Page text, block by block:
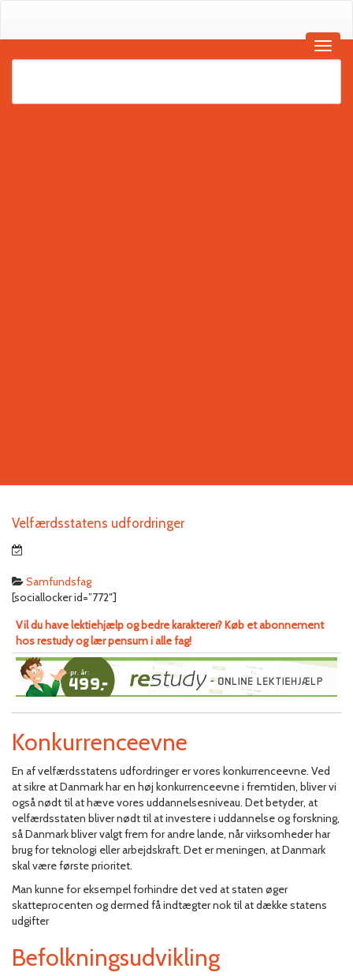
Velfærdsstatens udfordringer
Samfundsfag
[sociallocker id=”772″]
Vil du have lektiehjælp og bedre karakterer? Køb et abonnement
hos restudy og lær pensum i alle fag!
Konkurrenceevne
En af velfærdsstatens udfordringer er vores konkurrenceevne. Ved
at sikre at Danmark har en høj konkurrenceevne i fremtiden, bliver vi
også nødt til at hæve vores uddannelsesniveau. Det betyder, at
velfærdsstaten bliver nødt til at investere i uddannelse og forskning,
så Danmark bliver valgt frem for andre lande, når virksomheder har
brug for teknologi eller arbejdskraft. Det er meningen, at Danmark
skal være første prioritet.
Man kunne for eksempel forhindre det ved at staten øger
skatteprocenten og dermed få indtægter nok til at dække statens
udgifter
Befolkningsudvikling